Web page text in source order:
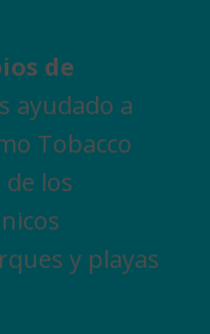
de
ayudado a
Tobacco
los
y playas